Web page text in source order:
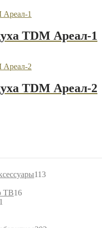
TDM Ареал-1
TDM Ареал-2
113113
ТВ1616